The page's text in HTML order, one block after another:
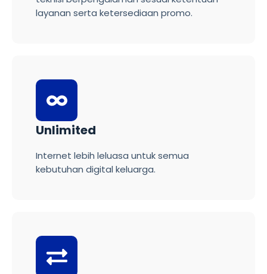
layanan serta ketersediaan promo.
Unlimited
Internet lebih leluasa untuk semua
kebutuhan digital keluarga.